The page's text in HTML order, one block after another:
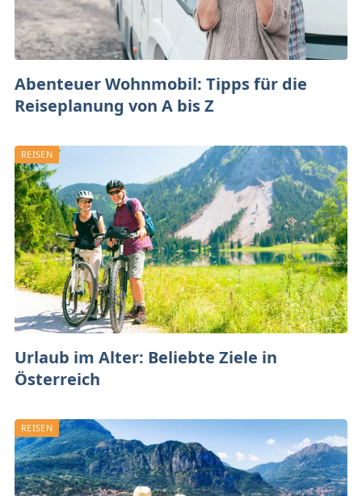
Abenteuer Wohnmobil: Tipps für die
Reiseplanung von A bis Z
REISEN
Urlaub im Alter: Beliebte Ziele in
Österreich
REISEN